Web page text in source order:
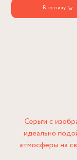
В корзину
Серьги с
идеально
атмосферы на